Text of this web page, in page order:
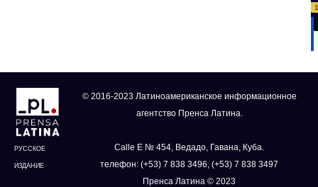
РУССКОЕ
ИЗДАНИЕ
© 2016-2023 Латиноамериканское информационное
агентство Пренса Латина.
Calle E № 454, Ведадо, Гавана, Куба.
телефон: (+53) 7 838 3496, (+53) 7 838 3497
Пренса Латина © 2023